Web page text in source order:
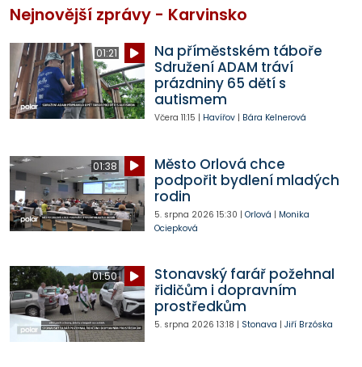
Nejnovější zprávy - Karvinsko
01:21
Na příměstském táboře
Sdružení ADAM tráví
prázdniny 65 dětí s
autismem
Včera 11:15 | Havířov| Bára Kelnerová
01:38
Město Orlová chce
podpořit bydlení mladých
rodin
5. srpna 2026 15:30 | Orlová | Monika
Ociepková
01:50
Stonavský farář požehnal
řidičům i dopravním
prostředkům
5. srpna 2026 13:18 | Stonava | Jiří Brzóska